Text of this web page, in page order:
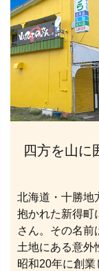
四方を山に
北海道・十勝地
抱かれた新得町
さん。その名前
土地にある意外
昭和20年に創